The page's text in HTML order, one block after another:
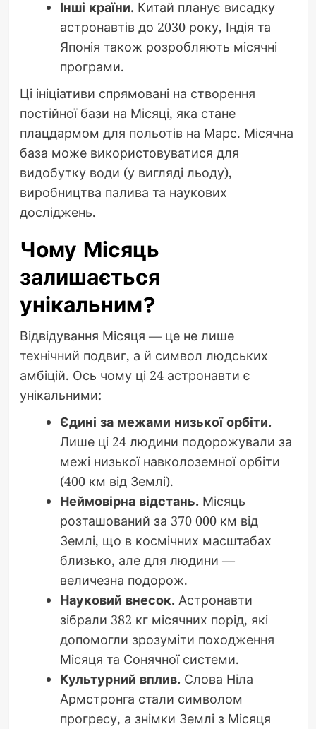
Інші країни. Китай планує висадку
астронавтів до 2030 року, Індія та
Японія також розробляють місячні
програми.
Ці ініціативи спрямовані на створення
постійної бази на Місяці, яка стане
плацдармом для польотів на Марс. Місячна
база може використовуватися для
видобутку води (у вигляді льоду),
виробництва палива та наукових
досліджень.
Чому Місяць
залишається
унікальним?
Відвідування Місяця — це не лише
технічний подвиг, а й символ людських
амбіцій. Ось чому ці 24 астронавти є
унікальними:
Єдині за межами низької орбіти.
Лише ці 24 людини подорожували за
межі низької навколоземної орбіти
(400 км від Землі).
Неймовірна відстань. Місяць
розташований за 370 000 км від
Землі, що в космічних масштабах
близько, але для людини —
величезна подорож.
Науковий внесок. Астронавти
зібрали 382 кг місячних порід, які
допомогли зрозуміти походження
Місяця та Сонячної системи.
Культурний вплив. Слова Ніла
Армстронга стали символом
прогресу, а знімки Землі з Місяця